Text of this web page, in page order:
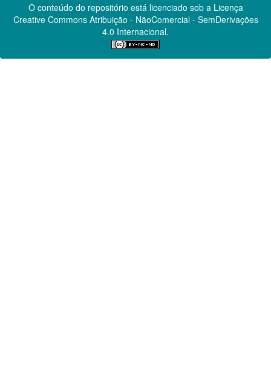
O conteúdo do repositório está licenciado sob a Licença
Creative CommonsAtribuição - NãoComercial - SemDerivações
4.0 Internacional.